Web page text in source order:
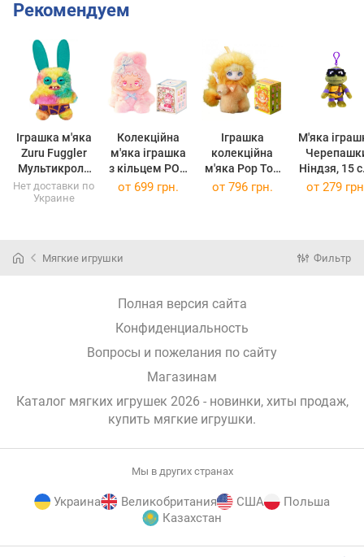
Рекомендуем
Іграшка м'яка
Zuru Fuggler
Мультикроль
15723H
(15723H)
Колекційна
м'яка іграшка
з кільцем POP
TOP Lucky
Іграшка
колекційна
м'яка Pop Top
Ziyuli - Паті
М'яка
Ніндзя, 15
Донатело
Нет доставки по
Украине
от 699 грн. от 796 грн. от 279
Мягкие игрушки Фильтр
Полная версия сайта
Конфиденциальность
Вопросы и пожелания по сайту
Магазинам
Каталог мягких игрушек 2026 - новинки, хиты продаж,
купить мягкие игрушки.
Мы в других странах
Украина Великобритания США
Польша
Казахстан